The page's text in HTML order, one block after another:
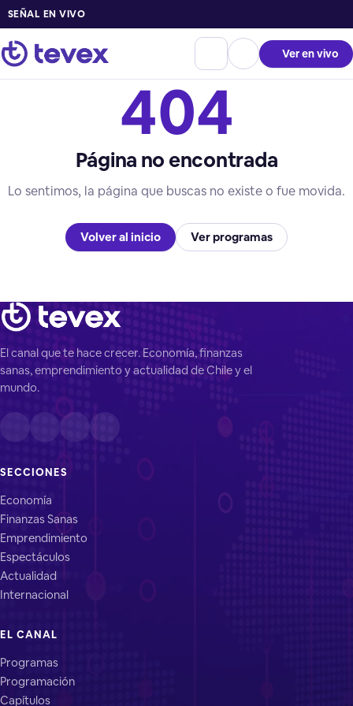
SEÑAL EN VIVO
Ver en vivo
404
Página no encontrada
Lo sentimos, la página que buscas no existe o fue movida.
Volver al inicio Ver programas
El canal que te hace crecer. Economía, finanzas
sanas, emprendimiento y actualidad de Chile y el
mundo.
SECCIONES
Economía
Finanzas Sanas
Emprendimiento
Espectáculos
Actualidad
Internacional
EL CANAL
Programas
Programación
Capítulos